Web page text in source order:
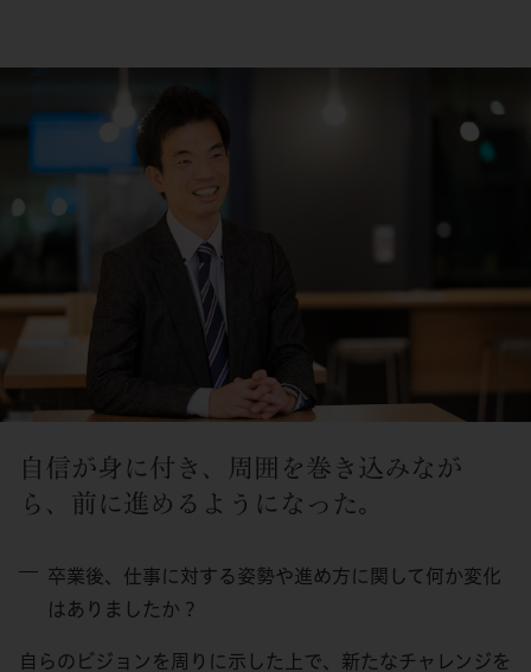
自信が身に付き、周囲を巻き込みなが
ら、前に進めるようになった。
卒業後、仕事に対する姿勢や進め方に関して何か変化
はありましたか？
自らのビジョンを周りに示した上で、新たなチャレンジを